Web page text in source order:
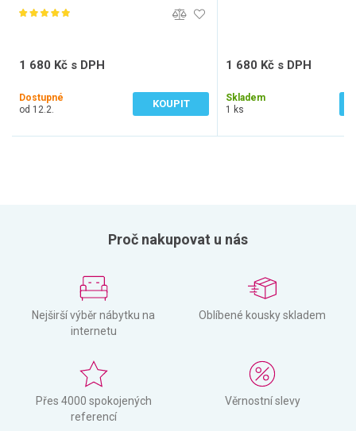
1 680 Kč s DPH
Dostupné
od 12.2.
KOUPIT
1 680 Kč s DPH
Skladem
1 ks
Proč nakupovat u nás
Nejširší výběr nábytku na
internetu
Oblíbené kousky skladem
Přes 4000 spokojených
referencí
Věrnostní slevy